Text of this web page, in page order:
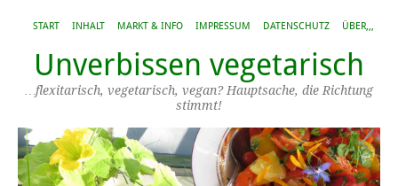
START INHALT MARKT & INFO IMPRESSUM DATENSCHUTZ ÜBER,,,
Unverbissen vegetarisch
…flexitarisch, vegetarisch, vegan? Hauptsache, die Richtung
stimmt!